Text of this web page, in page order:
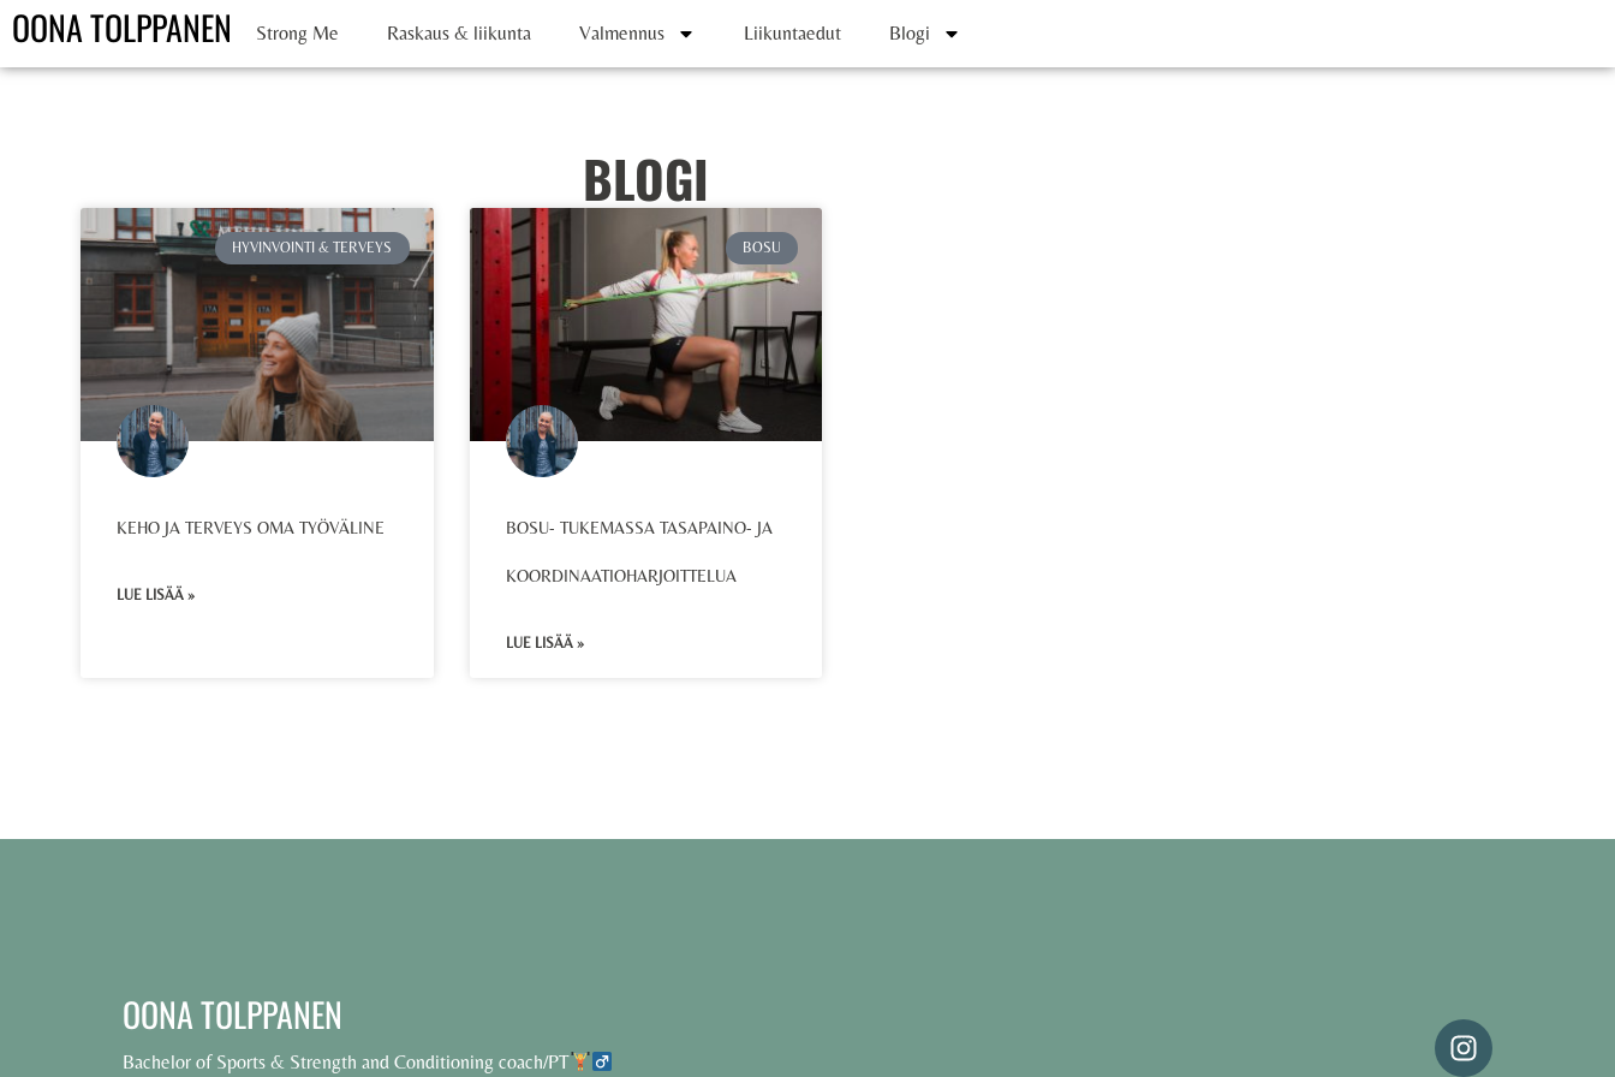
OONA TOLPPANEN Strong Me Raskaus & liikunta Valmennus Liikuntaedut Blogi
BLOGI
HYVINVOINTI & TERVEYS
KEHO JA TERVEYS OMA TYÖVÄLINE
LUE LISÄÄ »
BOSU
BOSU- TUKEMASSA TASAPAINO- JA
KOORDINAATIOHARJOITTELUA
LUE LISÄÄ »
OONA TOLPPANEN
Bachelor of Sports & Strength and Conditioning coach/PT